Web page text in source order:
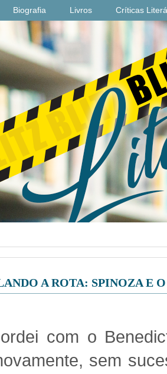
Biografia Livros Críticas
A ROTA: SPINOZA E
com o
sem